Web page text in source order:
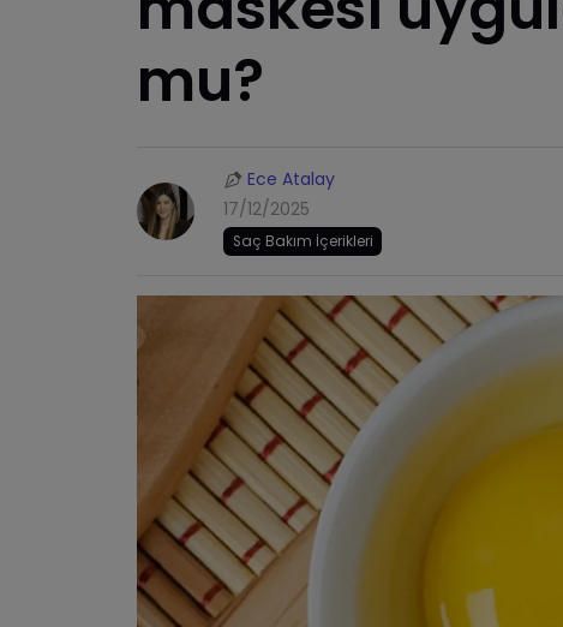
mu?
Ece Atalay
17/12/2025
Saç Bakım İçerikleri